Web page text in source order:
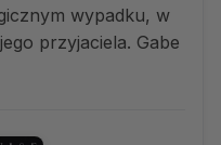
wypadku, w
przyjaciela. Gabe